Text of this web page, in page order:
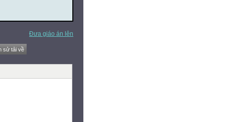
Đưa giáo án lên
sử tải về